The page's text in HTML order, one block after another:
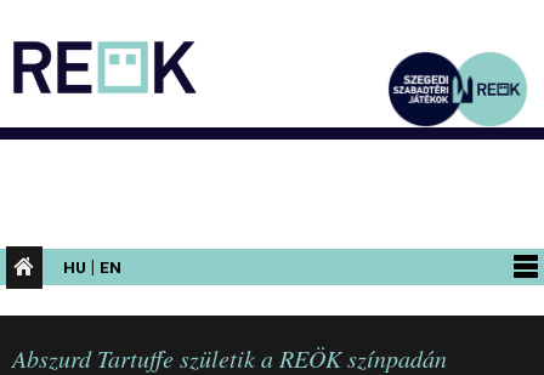
HU | EN
PROGRAMOK
KIÁLLÍTÁSOK
Abszurd Tartuffe születik a REÖK színpadán